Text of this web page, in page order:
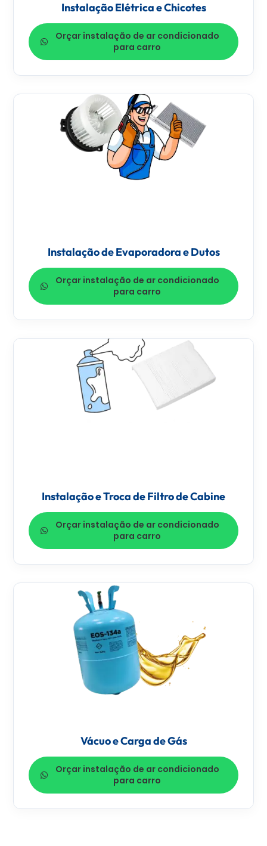
Instalação Elétrica e Chicotes
Orçar instalação de ar condicionado
para carro
Instalação de Evaporadora e Dutos
Orçar instalação de ar condicionado
para carro
Instalação e Troca de Filtro de Cabine
Orçar instalação de ar condicionado
para carro
Vácuo e Carga de Gás
Orçar instalação de ar condicionado
para carro